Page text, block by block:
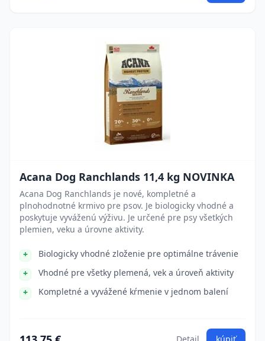
Acana Dog Ranchlands 11,4 kg NOVINKA
Acana Dog Ranchlands je nové, kompletné a
plnohodnotné krmivo pre psov. Je biologicky vhodné a
poskytuje vyváženú výživu. Je určené pre psy všetkých
plemien, veku a úrovne aktivity.
Biologicky vhodné zloženie pre optimálne trávenie
Vhodné pre všetky plemená, vek a úroveň aktivity
Kompletné a vyvážené kŕmenie v jednom balení